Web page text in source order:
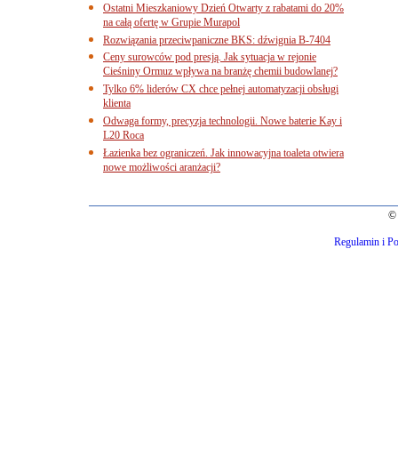
Ostatni Mieszkaniowy Dzień Otwarty z rabatami do 20%
na całą ofertę w Grupie Murapol
Rozwiązania przeciwpaniczne BKS: dźwignia B-7404
Ceny surowców pod presją. Jak sytuacja w rejonie
Cieśniny Ormuz wpływa na branżę chemii budowlanej?
Tylko 6% liderów CX chce pełnej automatyzacji obsługi
klienta
Odwaga formy, precyzja technologii. Nowe baterie Kay i
L20 Roca
Łazienka bez ograniczeń. Jak innowacyjna toaleta otwiera
nowe możliwości aranżacji?
©
Regulamin i